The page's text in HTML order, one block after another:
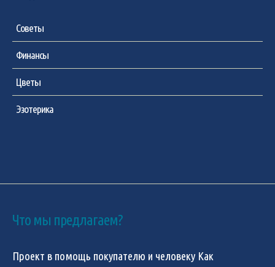
Советы
Финансы
Цветы
Эзотерика
Что мы предлагаем?
Проект в помощь покупателю и человеку Как